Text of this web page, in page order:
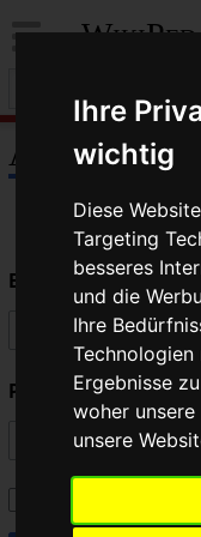
Ihre
wichtig
Diese
Targeting
besseres
und die
Ihre
Ergebnisse
woher
unsere
Anmelden
Benutzername
Passwort
Angemeldet